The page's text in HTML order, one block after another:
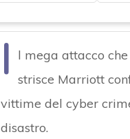
I
l mega attacco
strisce Marriott
vittime del cyber
disastro.